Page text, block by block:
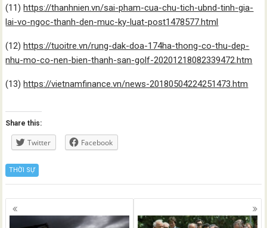
(11)https://thanhnien.vn/sai-pham-cua-chu-tich-ubnd-tinh-gia-
lai-vo-ngoc-thanh-den-muc-ky-luat-post1478577.html
(12)https://tuoitre.vn/rung-dak-doa-174ha-thong-co-thu-dep-
nhu-mo-co-nen-bien-thanh-san-golf-20201218082339472.htm
(13)https://vietnamfinance.vn/news-20180504224251473.htm
Share this:
Twitter Facebook
THỜI SỰ
Posts
navigation